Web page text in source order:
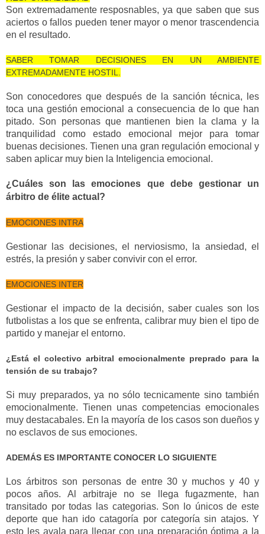
Son extremadamente resposnables, ya que saben que sus
aciertos o fallos pueden tener mayor o menor trascendencia
en el resultado.
SABER TOMAR DECISIONES EN UN AMBIENTE
EXTREMADAMENTE HOSTIL.
Son conocedores que después de la sanción técnica, les
toca una gestión emocional a consecuencia de lo que han
pitado. Son personas que mantienen bien la clama y la
tranquilidad como estado emocional mejor para tomar
buenas decisiones. Tienen una gran regulación emocional y
saben aplicar muy bien la Inteligencia emocional.
¿Cuáles son las emociones que debe gestionar un
árbitro de élite actual?
EMOCIONES INTRA
Gestionar las decisiones, el nerviosismo, la ansiedad, el
estrés, la presión y saber convivir con el error.
EMOCIONES INTER
Gestionar el impacto de la decisión, saber cuales son los
futbolistas a los que se enfrenta, calibrar muy bien el tipo de
partido y manejar el entorno.
¿Está el colectivo arbitral emocionalmente preprado para la
tensión de su trabajo?
Si muy preparados, ya no sólo tecnicamente sino también
emocionalmente. Tienen unas competencias emocionales
muy destacabales. En la mayoría de los casos son dueños y
no esclavos de sus emociones.
ADEMÁS ES IMPORTANTE CONOCER LO SIGUIENTE
Los árbitros son personas de entre 30 y muchos y 40 y
pocos años. Al arbitraje no se llega fugazmente, han
transitado por todas las categorias. Son lo únicos de este
deporte que han ido catagoría por categoría sin atajos. Y
esto les avala para llegar con una preparación óptima a la